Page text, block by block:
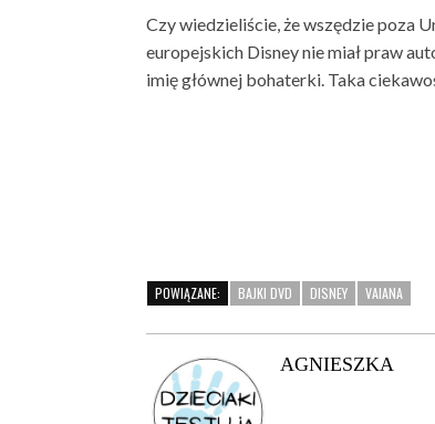
Czy wiedzieliście, że wszędzie poza
europejskich Disney nie miał praw
imię głównej bohaterki. Taka
POWIĄZANE: BAJKI DVD DISNEY VAIANA
AGNIESZKA